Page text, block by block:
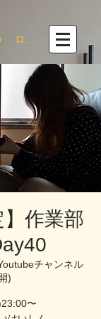
ログイン
】作業部
チャンネル
)
〜